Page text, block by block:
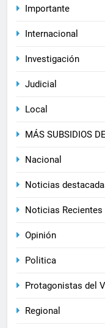
Importante
Internacional
Investigación
Judicial
Local
MÁS SUBSIDIOS
Nacional
Noticias
Noticias Recientes
Opinión
Politica
Protagonistas del
Regional